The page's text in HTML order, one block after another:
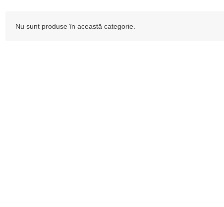
Nu sunt produse în această categorie.